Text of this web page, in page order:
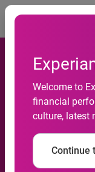
Welcome to
financial
culture, latest
Continue
3,4% em
Serasa